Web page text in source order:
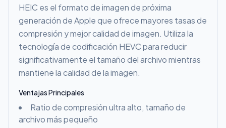
HEIC es el formato de imagen de próxima
generación de Apple que ofrece mayores tasas de
compresión y mejor calidad de imagen. Utiliza la
tecnología de codificación HEVC para reducir
significativamente el tamaño del archivo mientras
mantiene la calidad de la imagen.
Ventajas Principales
Ratio de compresión ultra alto, tamaño de
archivo más pequeño